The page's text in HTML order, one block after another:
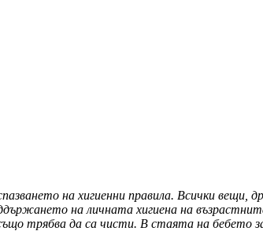
на хигиенни правила. Всички вещи,
на личната хигиена на
трябва да са чисти. В стаята на бебето